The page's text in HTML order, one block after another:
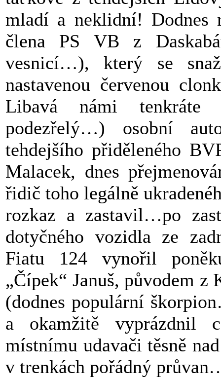
mladí a neklidní! Dodnes
člena PS VB z
vesnicí…), který se
nastavenou červenou
Libavá námi tenkráte
podezřelý…) osobní
tehdejšího přiděleného
Malacek, dnes
řidič toho legálně
rozkaz a zastavil…po
dotyčného vozidla ze
Fiatu 124 vynořil
„Čípek“ Januš, původem z
(dodnes populární
a okamžitě vyprázdnil
místnímu udavači těsně
v trenkách pořádný